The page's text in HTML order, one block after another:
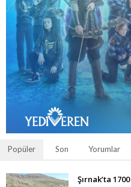
Popüler Son Yorumlar
Şırnak’ta